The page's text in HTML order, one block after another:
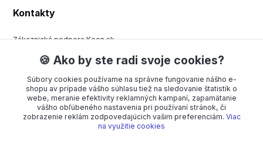
Kontakty
Zákaznická podpora Keen.sk
+420 377 443 970
(Po-Pá, 8-15 hod.)
order@americanway.sk
🍪 Ako by ste radi svoje cookies?
Súbory cookies používame na správne fungovanie nášho e-
shopu av prípade vášho súhlasu tiež na sledovanie štatistík o
webe, meranie efektivity reklamných kampaní, zapamätanie
vášho obľúbeného nastavenia pri používaní stránok, či
zobrazenie reklám zodpovedajúcich vašim preferenciám. Viac
na využitie cookies